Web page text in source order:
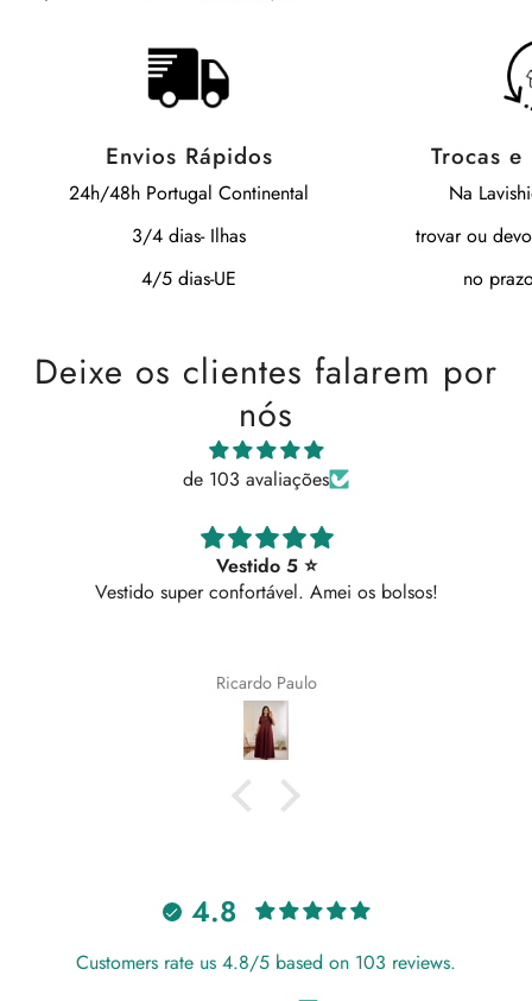
Envios Rápidos
24h/48h Portugal Continental
3/4 dias- Ilhas
4/5 dias-UE
Trocas
Na
trovar ou
no
Deixe os clientes falarem por
nós
de 103 avaliações
Vestido 5 ⭐
Vestido super confortável. Amei os bolsos!
Ricardo Paulo
4.8
Customers rate us 4.8/5 based on 103 reviews.